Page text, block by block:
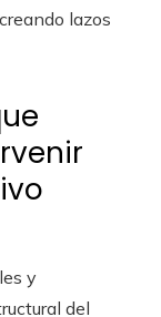
lazos
y
del